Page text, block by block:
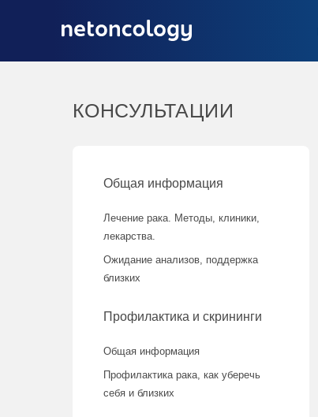
КОНСУЛЬТАЦИИ
Общая информация
Лечение рака. Методы, клиники,
лекарства.
Ожидание анализов, поддержка
близких
Профилактика и скрининги
Общая информация
Профилактика рака, как уберечь
себя и близких